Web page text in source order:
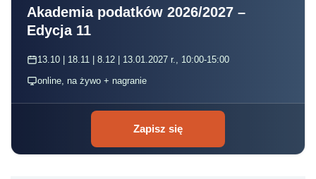
Akademia podatków 2026/2027 –
Edycja 11
13.10 | 18.11 | 8.12 | 13.01.2027 r., 10:00-15:00
online, na żywo + nagranie
Zapisz się